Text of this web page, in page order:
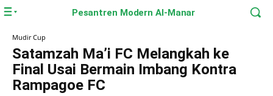
Pesantren Modern Al-Manar
Mudir Cup
Satamzah Ma’i FC Melangkah ke
Final Usai Bermain Imbang Kontra
Rampagoe FC